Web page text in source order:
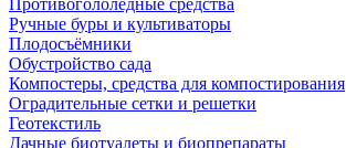
Противогололёдные средства
Ручные буры и культиваторы
Плодосъёмники
Обустройство сада
Компостеры, средства для компостирования
Оградительные сетки и решетки
Геотекстиль
Дачные биотуалеты и биопрепараты